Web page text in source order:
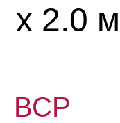
х 2.0
ВСР